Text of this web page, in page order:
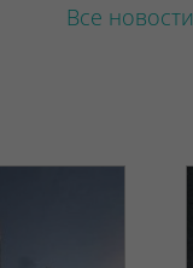
Все новости